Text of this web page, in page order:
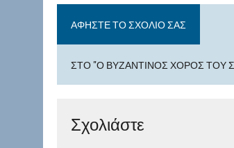
ΑΦΉΣΤΕ ΤΟ ΣΧΌΛΙΟ ΣΑΣ
ΣΤΟ "Ο ΒΥΖΑΝΤΙΝΌΣ ΧΟΡΌΣ ΤΟΥ
Σχολιάστε